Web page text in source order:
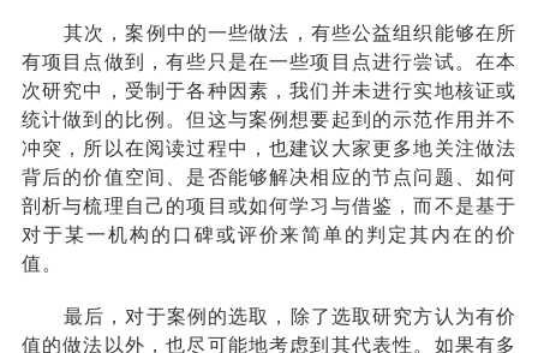
其次，案例中的一些做法，有些公益组织能够在所
有项目点做到，有些只是在一些项目点进行尝试。在本
次研究中，受制于各种因素 ，我们并未进行实地核证或
统计做到的比例。但这与案例想要起到的示范作用并不
冲突，所以在阅读过程中，也建议大家更多地关注做法
背后的价值空间、是否能够解决相应的节点问题、如何
剖析与梳理自己的项目或如何学习与借鉴，而不是基于
对于某一机构的口碑或评价来简单的判定其内在的价
值。
最后，对于案例的选取，除了选取研究方认为有价
值的做法以外，也尽可能地考虑到其代表性。如果有多